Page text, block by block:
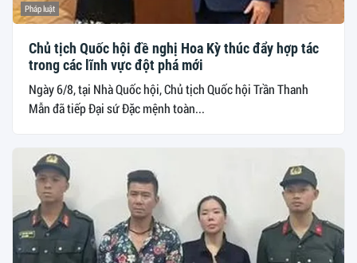
Pháp luật
Chủ tịch Quốc hội đề nghị Hoa Kỳ thúc đẩy hợp tác
trong các lĩnh vực đột phá mới
Ngày 6/8, tại Nhà Quốc hội, Chủ tịch Quốc hội Trần Thanh
Mẫn đã tiếp Đại sứ Đặc mệnh toàn...